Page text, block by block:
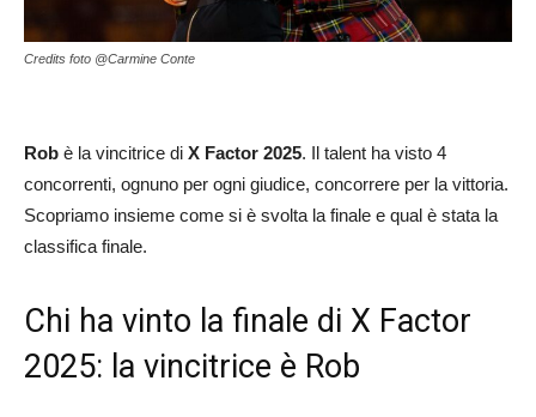
Credits foto @Carmine Conte
Rob è la vincitrice di X Factor 2025. Il talent ha visto 4
concorrenti, ognuno per ogni giudice, concorrere per la vittoria.
Scopriamo insieme come si è svolta la finale e qual è stata la
classifica finale.
Chi ha vinto la finale di X Factor
2025: la vincitrice è Rob